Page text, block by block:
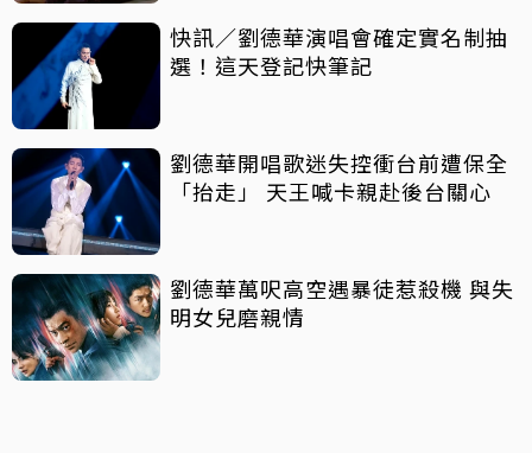
快訊／劉德華演唱會確定實名制抽
選！這天登記快筆記
劉德華開唱歌迷失控衝台前遭保全
「抬走」 天王喊卡親赴後台關心
劉德華萬呎高空遇暴徒惹殺機 與失
明女兒磨親情